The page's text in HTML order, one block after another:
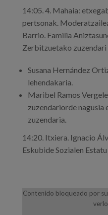
14:05. 4. Mahaia:
pertsonak.
Barrio. Familia
Zerbitzuetako zuzendari
Susana Hernández
lehendakaria.
Maribel Ramos
zuzendariorde
zuzendaria.
14:20. Itxiera. Ignacio
Eskubide Sozialen
Contenido bloqueado por